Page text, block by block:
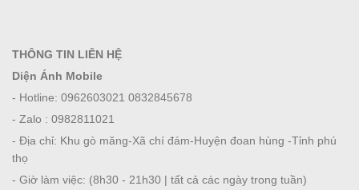
THÔNG TIN LIÊN HỆ
Diện Ánh Mobile
- Hotline: 0962603021 0832845678
- Zalo : 0982811021
- Địa chỉ: Khu gò măng-Xã chí đám-Huyện đoan hùng -Tỉnh phú
thọ
- Giờ làm việc: (8h30 - 21h30 | tất cả các ngày trong tuần)